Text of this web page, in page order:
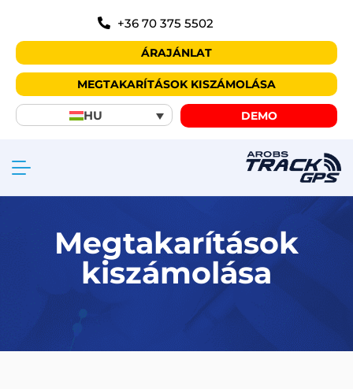
+36 70 375 5502
ÁRAJÁNLAT
MEGTAKARÍTÁSOK KISZÁMOLÁSA
HU DEMO
Megtakarítások
kiszámolása